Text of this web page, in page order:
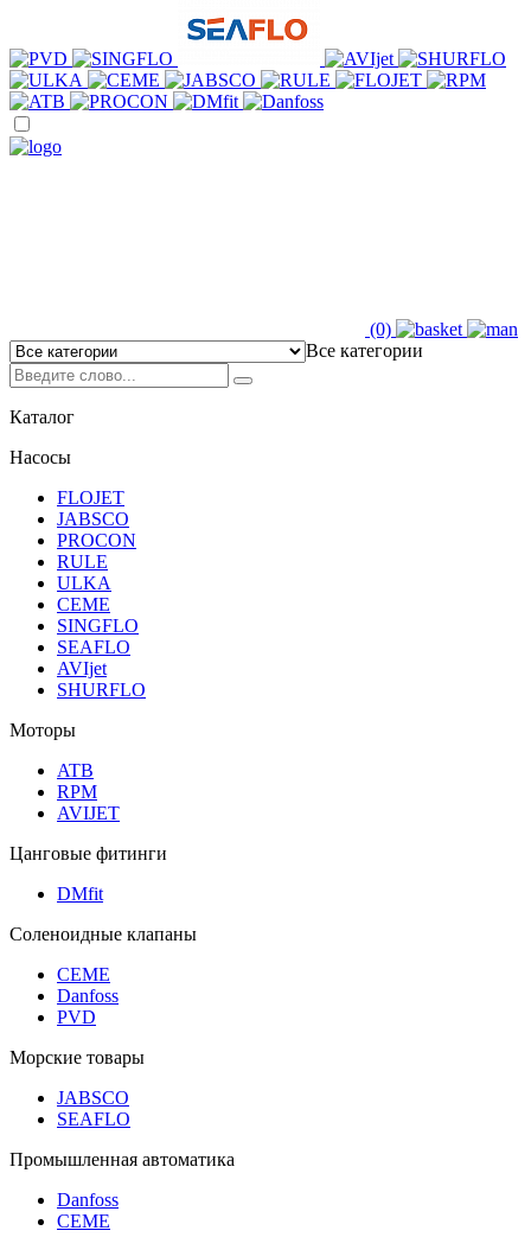
(0)
Все категории
Каталог
Насосы
FLOJET
JABSCO
PROCON
RULE
ULKA
CEME
SINGFLO
SEAFLO
AVIjet
SHURFLO
Моторы
ATB
RPM
AVIJET
Цанговые фитинги
DMfit
Соленоидные клапаны
CEME
Danfoss
PVD
Морские товары
JABSCO
SEAFLO
Промышленная автоматика
Danfoss
CEME